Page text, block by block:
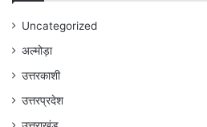
Uncategorized
अल्मोड़ा
उत्तरकाशी
उत्तरप्रदेश